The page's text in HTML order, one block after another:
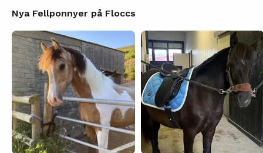
Nya Fellponnyer på Floccs